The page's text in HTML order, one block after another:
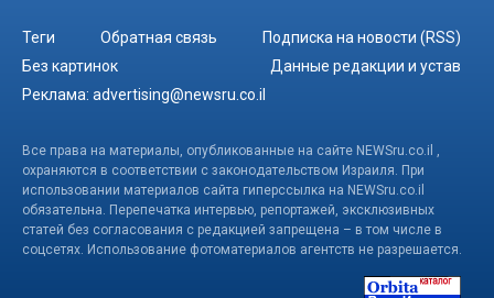
Теги Обратная связь
Подписка на новости (RSS)
Без картинок
Данные редакции и устав
Реклама: advertising@newsru.co.il
Все права на материалы, опубликованные на сайте NEWSru.co.il ,
охраняются в соответствии с законодательством Израиля. При
использовании материалов сайта гиперссылка на NEWSru.co.il
обязательна. Перепечатка интервью, репортажей, эксклюзивных
статей без согласования с редакцией запрещена – в том числе в
соцсетях. Использование фотоматериалов агентств не разрешается.